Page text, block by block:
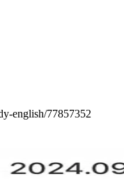
english/77857352